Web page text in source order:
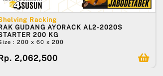
Racking
GUDANG AYORACK AL2-2020S
200 KG
: 200 x 60 x 200
2,062,500